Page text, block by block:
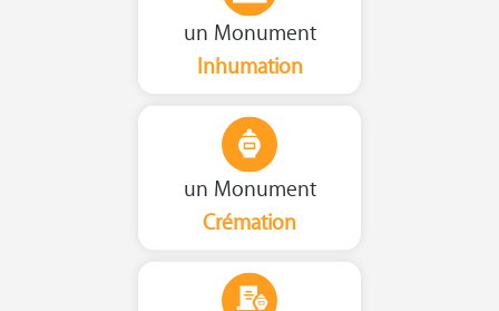
un Monument
Inhumation
un Monument
Crémation